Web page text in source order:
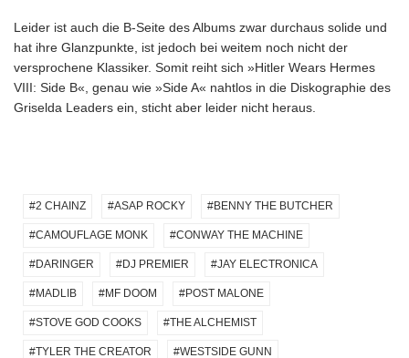
Leider ist auch die B-Seite des Albums zwar durchaus solide und
hat ihre Glanzpunkte, ist jedoch bei weitem noch nicht der
versprochene Klassiker. Somit reiht sich »Hitler Wears Hermes
VIII: Side B«, genau wie »Side A« nahtlos in die Diskographie des
Griselda Leaders ein, sticht aber leider nicht heraus.
2 CHAINZ ASAP ROCKY BENNY THE BUTCHER
CAMOUFLAGE MONK CONWAY THE MACHINE
DARINGER DJ PREMIER JAY ELECTRONICA
MADLIB MF DOOM POST MALONE
STOVE GOD COOKS THE ALCHEMIST
TYLER THE CREATOR WESTSIDE GUNN